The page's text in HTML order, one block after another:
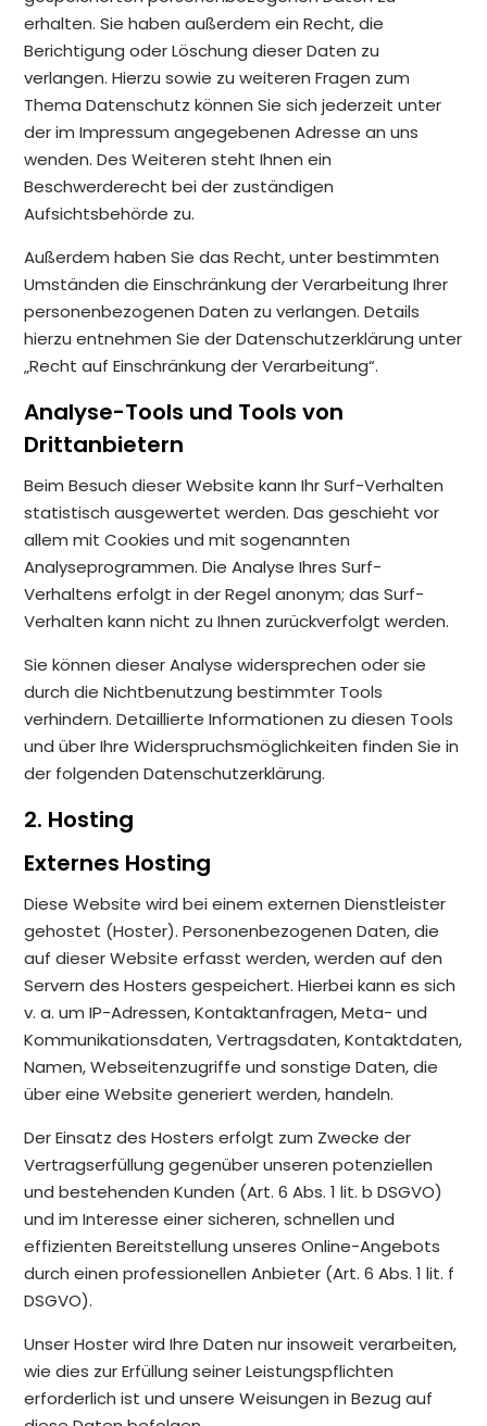
erhalten. Sie haben außerdem ein Recht, die
Berichtigung oder Löschung dieser Daten zu
verlangen. Hierzu sowie zu weiteren Fragen zum
Thema Datenschutz können Sie sich jederzeit unter
der im Impressum angegebenen Adresse an uns
wenden. Des Weiteren steht Ihnen ein
Beschwerderecht bei der zuständigen
Aufsichtsbehörde zu.
Außerdem haben Sie das Recht, unter bestimmten
Umständen die Einschränkung der Verarbeitung Ihrer
personenbezogenen Daten zu verlangen. Details
hierzu entnehmen Sie der Datenschutzerklärung unter
„Recht auf Einschränkung der Verarbeitung“.
Analyse-Tools und Tools von
Drittanbietern
Beim Besuch dieser Website kann Ihr Surf-Verhalten
statistisch ausgewertet werden. Das geschieht vor
allem mit Cookies und mit sogenannten
Analyseprogrammen. Die Analyse Ihres Surf-
Verhaltens erfolgt in der Regel anonym; das Surf-
Verhalten kann nicht zu Ihnen zurückverfolgt werden.
Sie können dieser Analyse widersprechen oder sie
durch die Nichtbenutzung bestimmter Tools
verhindern. Detaillierte Informationen zu diesen Tools
und über Ihre Widerspruchsmöglichkeiten finden Sie in
der folgenden Datenschutzerklärung.
2. Hosting
Externes Hosting
Diese Website wird bei einem externen Dienstleister
gehostet (Hoster). Personenbezogenen Daten, die
auf dieser Website erfasst werden, werden auf den
Servern des Hosters gespeichert. Hierbei kann es sich
v. a. um IP-Adressen, Kontaktanfragen, Meta- und
Kommunikationsdaten, Vertragsdaten, Kontaktdaten,
Namen, Webseitenzugriffe und sonstige Daten, die
über eine Website generiert werden, handeln.
Der Einsatz des Hosters erfolgt zum Zwecke der
Vertragserfüllung gegenüber unseren potenziellen
und bestehenden Kunden (Art. 6 Abs. 1 lit. b DSGVO)
und im Interesse einer sicheren, schnellen und
effizienten Bereitstellung unseres Online-Angebots
durch einen professionellen Anbieter (Art. 6 Abs. 1 lit. f
DSGVO).
Unser Hoster wird Ihre Daten nur insoweit verarbeiten,
wie dies zur Erfüllung seiner Leistungspflichten
erforderlich ist und unsere Weisungen in Bezug auf